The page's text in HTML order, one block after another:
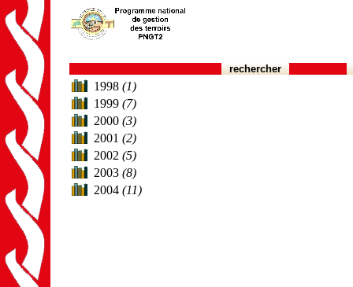
rechercher
1998 (1)
1999 (7)
2000 (3)
2001 (2)
2002 (5)
2003 (8)
2004 (11)